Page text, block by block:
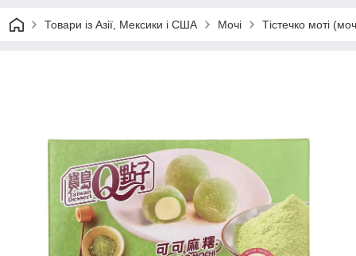
Товари із Азії, Мексики і США Мочі Тістечко моті